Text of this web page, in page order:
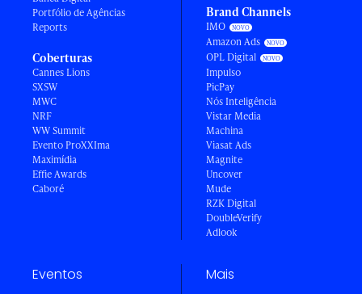
Portfólio de Agências
Reports
Coberturas
Cannes Lions
SXSW
MWC
NRF
WW Summit
Evento ProXXIma
Maximídia
Effie Awards
Caboré
Brand Channels
IMO
Amazon Ads
OPL Digital
Impulso
PicPay
Nós Inteligência
Vistar Media
Machina
Viasat Ads
Magnite
Uncover
Mude
RZK Digital
DoubleVerify
Adlook
Eventos Mais